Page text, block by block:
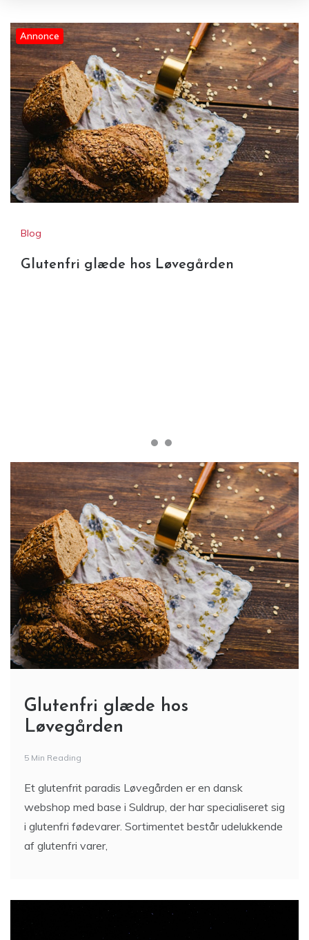
Annonce
Blog
Glutenfri glæde hos Løvegården
Glutenfri glæde hos
Løvegården
5 Min Reading
Et glutenfrit paradis Løvegården er en dansk
webshop med base i Suldrup, der har specialiseret sig
i glutenfri fødevarer. Sortimentet består udelukkende
af glutenfri varer,